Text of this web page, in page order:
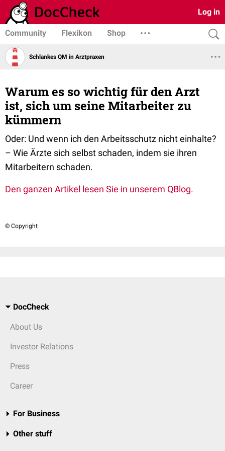
Log in
Community Flexikon Shop
Schlankes QM in Arztpraxen
Warum es so wichtig für den Arzt
ist, sich um seine Mitarbeiter zu
kümmern
Oder: Und wenn ich den Arbeitsschutz nicht einhalte?
– Wie Ärzte sich selbst schaden, indem sie ihren
Mitarbeitern schaden.
Den ganzen Artikel lesen Sie in unserem QBlog.
© Copyright
DocCheck
About Us
Investor Relations
Press
Career
For Business
Other stuff